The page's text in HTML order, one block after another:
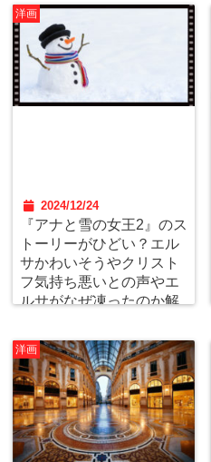
洋画
2024/12/24
『アナと雪の女王2』のス
トーリーがひどい？エル
サかわいそうやクリスト
フ気持ち悪いとの声やエ
ルサがなぜ凍ったのか解
洋画